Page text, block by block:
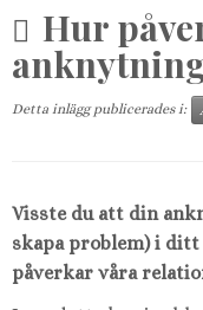
Hur
Detta inlägg publicerades i:
Visste du att din
skapa problem) i
påverkar våra